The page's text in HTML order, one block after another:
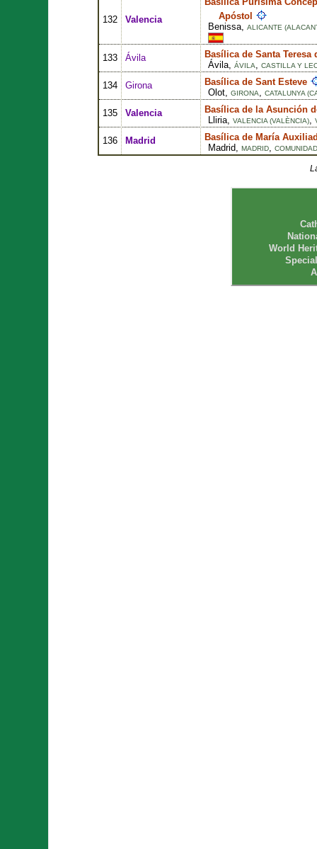
132 Valencia
Apóstol
Benissa, ALICANTE
133 Ávila
Basílica de Santa Teresa
Ávila, ÁVILA, CASTILLA Y
134 Girona
Basílica de Sant Esteve
Olot, GIRONA, CATALUNYA
135 Valencia
Basílica de la Asunción
Lliria, VALENCIA (VALÈNCIA),
136 Madrid
Basílica de María
Madrid, MADRID,
World